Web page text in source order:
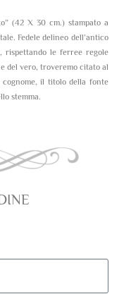
(42 X 30 cm.) stampato a
Fedele delineo dell’antico
rispettando le ferree regole
del vero, troveremo citato al
il titolo della fonte
stemma.